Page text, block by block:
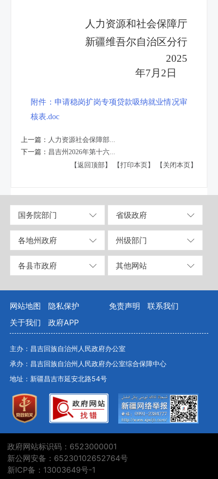
人力资源和社会保障厅
新疆维吾尔自治区分行
2025
年7月2日
附件：申请稳岗扩岗专项贷款吸纳就业情况审
核表.doc
上一篇： 人力资源社会保障部...
下一篇： 昌吉州2026年第十六...
【返回顶部】
【打印本页】 【关闭本页】
国务院部门 省级政府
各地州政府 州级部门
各县市政府 其他网站
网站地图 隐私保护 免责声明
联系我们
关于我们
政府APP
主办：昌吉回族自治州人民政府办公室
承办：昌吉回族自治州人民政府办公室综合保障中心
地址：新疆昌吉市延安北路54号
政府网站标识码：6523000001
新公网安备：65230102652764号
新ICP备：13003649号-1